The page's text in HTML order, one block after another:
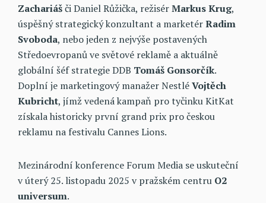
Zachariášči Daniel Růžička, režisérMarkus Krug,
úspěšný strategický konzultant a marketérRadim
Svoboda, nebo jeden z nejvýše postavených
Středoevropanů ve světové reklamě a aktuálně
globální šéf strategie DDB Tomáš Gonsorčík.
Doplní je marketingový manažer NestléVojtěch
Kubricht, jímž vedená kampaň pro tyčinku KitKat
získala historicky první grand prix pro českou
reklamu na festivalu Cannes Lions.
Mezinárodní konference Forum Media se uskuteční
v úterý 25. listopadu 2025 v pražském centru O2
universum.